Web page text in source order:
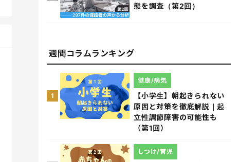
態を調査（第2回）
週間コラムランキング
1
【小学生】朝起きられない
原因と対策を徹底解説｜起
立性調節障害の可能性も
（第1回）
健康/病気
しつけ/育児